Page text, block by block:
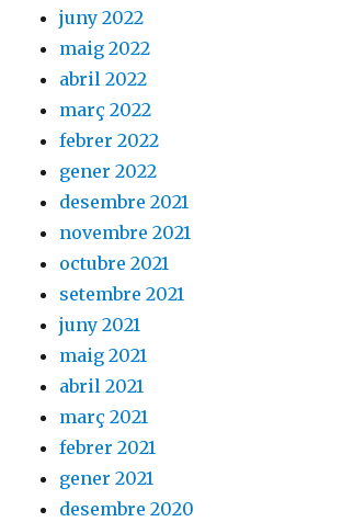
juny 2022
maig 2022
abril 2022
març 2022
febrer 2022
gener 2022
desembre 2021
novembre 2021
octubre 2021
setembre 2021
juny 2021
maig 2021
abril 2021
març 2021
febrer 2021
gener 2021
desembre 2020